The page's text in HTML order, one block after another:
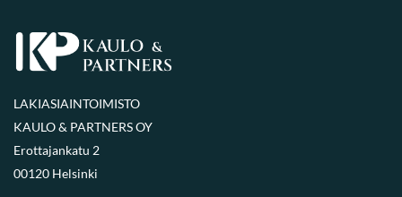
LAKIASIAINTOIMISTO
KAULO & PARTNERS OY
Erottajankatu 2
00120 Helsinki